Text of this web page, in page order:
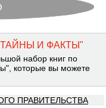
И ФАКТЫ"
набор книг по
которые вы можете
ПРАВИТЕЛЬСТВА